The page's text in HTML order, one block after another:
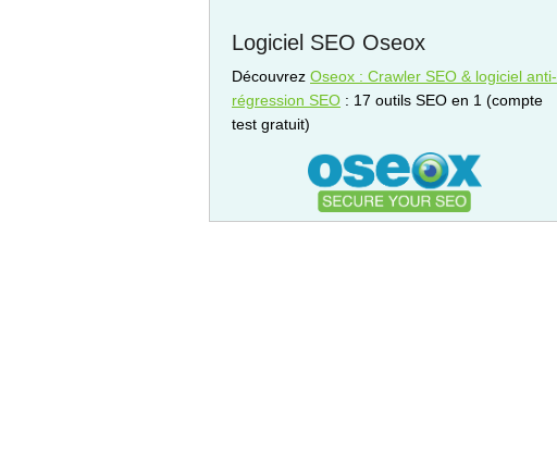
Logiciel SEO Oseox
Découvrez Oseox : Crawler SEO & logiciel anti-
régression SEO : 17 outils SEO en 1 (compte
test gratuit)